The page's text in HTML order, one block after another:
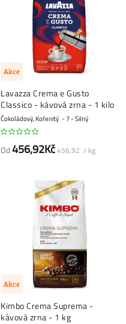
Akce
Lavazza Crema e Gusto
Classico - kávová zrna - 1 kilo
Čokoládový, Kořenitý 7 - Silný
Od 456,92Kč456,92 / kg
Akce
Kimbo Crema Suprema -
kávová zrna - 1 kg